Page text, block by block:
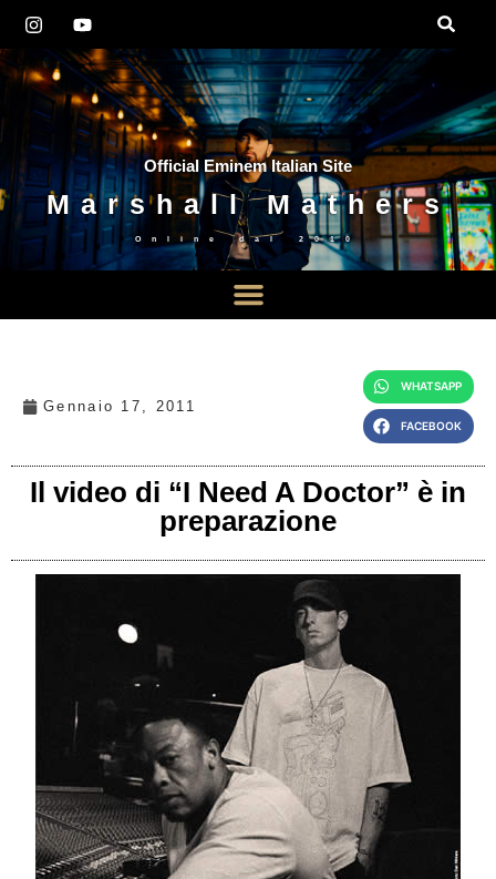
Official Eminem Italian Site
Marshall Mathers
Online dal 2010
Gennaio 17, 2011
WHATSAPP
FACEBOOK
Il video di “I Need A Doctor” è in
preparazione